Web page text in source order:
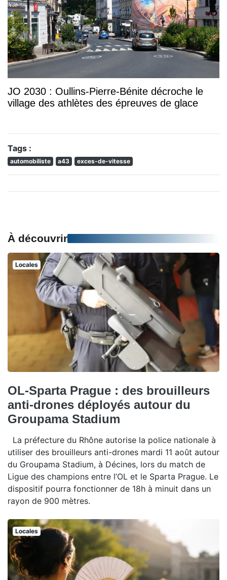
JO 2030 : Oullins-Pierre-Bénite décroche le
village des athlètes des épreuves de glace
Tags :
automobiliste a43 exces-de-vitesse
À découvrir
Locales
OL-Sparta Prague : des brouilleurs
anti-drones déployés autour du
Groupama Stadium
La préfecture du Rhône autorise la police nationale à
utiliser des brouilleurs anti-drones mardi 11 août autour
du Groupama Stadium, à Décines, lors du match de
Ligue des champions entre l’OL et le Sparta Prague. Le
dispositif pourra fonctionner de 18h à minuit dans un
rayon de 900 mètres.
Locales